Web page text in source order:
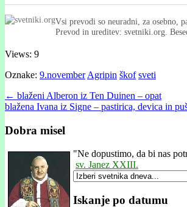
Vsi prevodi so neuradni, za osebno,
Prevod in ureditev: svetniki.org.
Views: 9
Oznake: 9.november Agripin škof sveti
Post
navigation
← blaženi Alberon iz Ten Duinen – opat
blažena Ivana iz Signe – pastirica, devica in
Dobra misel
"Ne dopustimo, da bi nas
sv. Janez XXIII.
Iskanje po datumu